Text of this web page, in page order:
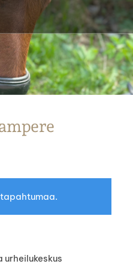
Parkanon Ratsastajat
urheilukeskus